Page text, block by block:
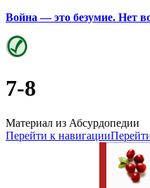
Война — это безумие. Нет
7-8
Материал из Абсурдопедии
Перейти к навигации